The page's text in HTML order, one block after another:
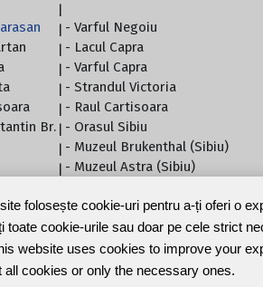
Br.
|
|
|
|
|
|
|
|
|
- Varful Negoiu
- Lacul Capra
- Varful Capra
- Strandul Victoria
- Raul Cartisoara
- Orasul Sibiu
- Muzeul Brukenthal (Sibiu)
- Muzeul Astra (Sibiu)
sa vorbeasca.
Împrejurimi
folosește cookie-uri pentru a-ți oferi o
toate cookie-urile sau doar pe cele strict
website uses cookies to improve your
all cookies or only the necessary ones.